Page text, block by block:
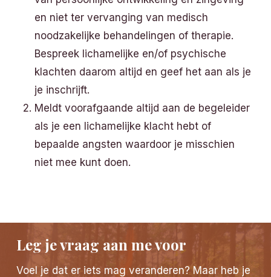
en niet ter vervanging van medisch
noodzakelijke behandelingen of therapie.
Bespreek lichamelijke en/of psychische
klachten daarom altijd en geef het aan als je
je inschrijft.
Meldt voorafgaande altijd aan de begeleider
als je een lichamelijke klacht hebt of
bepaalde angsten waardoor je misschien
niet mee kunt doen.
Leg je vraag aan me voor
Voel je dat er iets mag veranderen? Maar heb je